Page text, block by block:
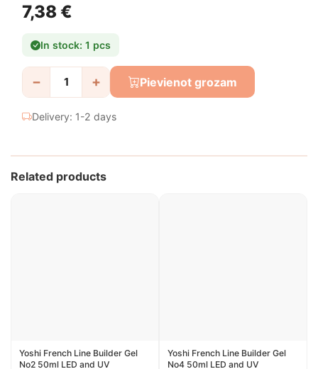
7,38 €
In stock: 1 pcs
− + Pievienot grozam
Delivery: 1-2 days
Related products
Yoshi French Line Builder Gel
No2 50ml LED and UV
Yoshi French Line Builder Gel
No4 50ml LED and UV